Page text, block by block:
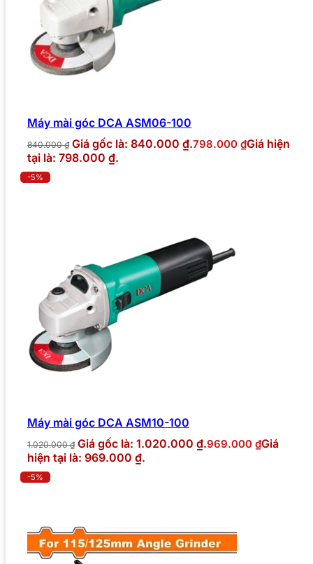
Máy mài góc DCA ASM06-100
840.000₫ Giá gốc là: 840.000 ₫.798.000 ₫Giá hiện
tại là: 798.000 ₫.
-5%
Máy mài góc DCA ASM10-100
1.020.000₫ Giá gốc là: 1.020.000 ₫.969.000 ₫Giá
hiện tại là: 969.000 ₫.
-5%